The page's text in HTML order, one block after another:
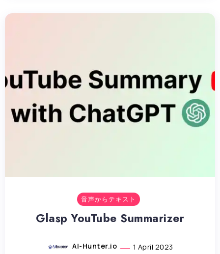
音声からテキスト
Glasp YouTube Summarizer
AI-Hunter.io 1 April 2023